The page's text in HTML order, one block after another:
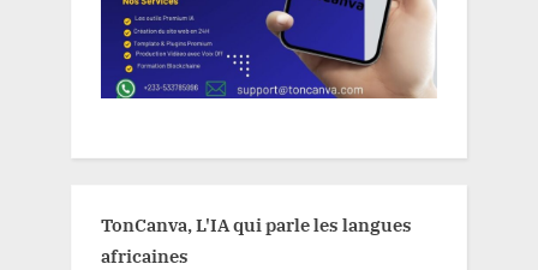
TonCanva, L'IA qui parle les langues
africaines